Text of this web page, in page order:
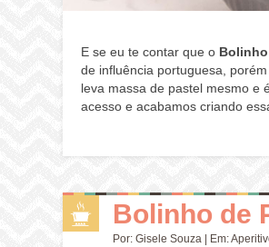
E se eu te contar que o
de influência portuguesa,
leva massa de pastel mesmo e
acesso e acabamos criando
Bolinho de
Por: Gisele Souza| Em: